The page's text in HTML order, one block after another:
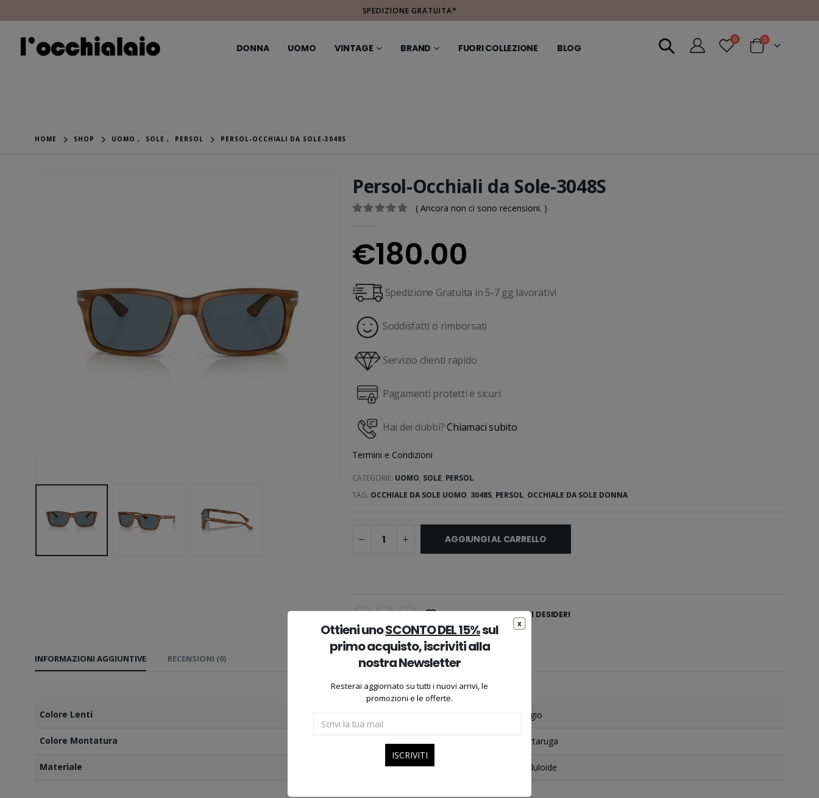
SPEDIZIONE GRATUITA*
DONNA UOMO VINTAGE BRAND FUORI COLLEZIONE BLOG
0 0
HOME SHOP UOMO , SOLE , PERSOL PERSOL-OCCHIALI DA SOLE-3048S
Persol-Occhiali da Sole-3048S
( Ancora non ci sono recensioni. )
€180.00
Spedizione Gratuita in 5-7 gg lavorativi
Soddisfatti o rimborsati
Servizio clienti rapido
Pagamenti protetti e sicuri
Hai dei dubbi?Chiamaci subito
Termini e Condizioni
CATEGORIE: UOMO, SOLE, PERSOL
TAG: OCCHIALE DA SOLE UOMO, 3048S, PERSOL, OCCHIALE DA SOLE DONNA
AGGIUNGI AL CARRELLO
AGGIUNGI ALLA LISTA DEI DESIDERI
INFORMAZIONI AGGIUNTIVE RECENSIONI (0)
Colore Lenti Grigio
Colore Montatura Tartaruga
Materiale Celluloide
Ottieni unoSCONTO DEL 15%sul
primo acquisto, iscriviti alla
nostra Newsletter
Resterai aggiornato su tutti i nuovi arrivi, le
promozioni e le offerte.